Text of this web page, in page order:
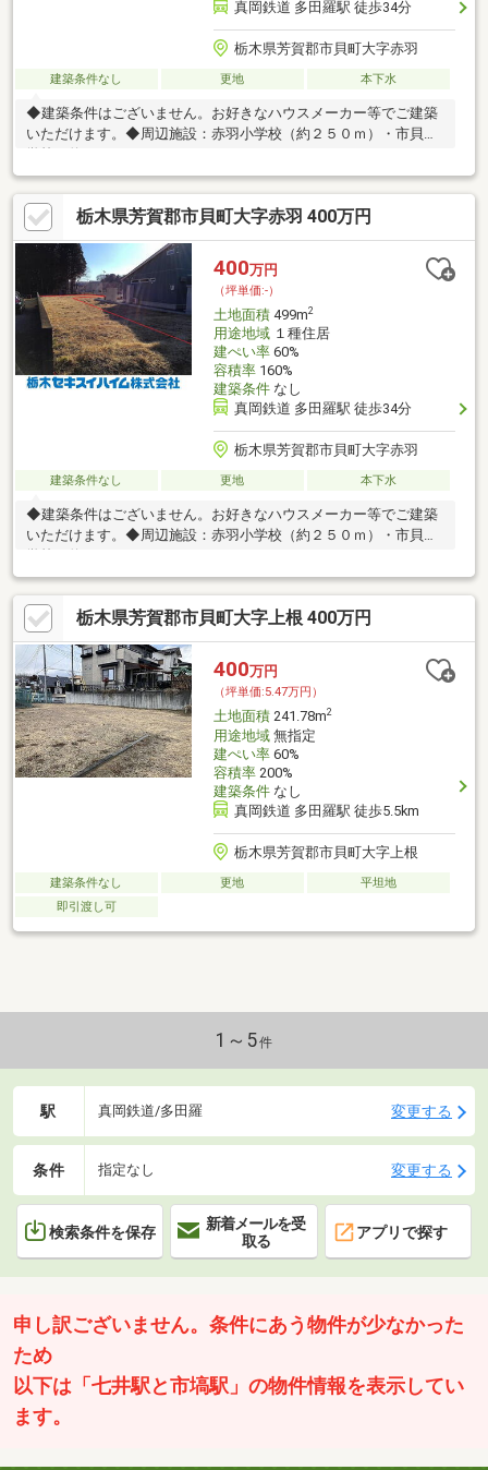
真岡鉄道 多田羅駅 徒歩34分
栃木県芳賀郡市貝町大字赤羽
建築条件なし 更地 本下水
◆建築条件はございません。お好きなハウスメーカー等でご建築
いただけます。◆周辺施設：赤羽小学校（約２５０ｍ）・市貝中
栃木セキスイハイム(株) 不動産部 フリーダイアル ⇒ ０１２０－
８１６－４１７―――――――――――――――――――――――ご質問・
ご相談などお気軽にお問い合わせください♪お問い合わせの際は
「スーモを見た」とお伝えいただくとスムーズです。
栃木県芳賀郡市貝町大字赤羽 400万円
400万円
（坪単価:-）
土地面積499m2
用途地域１種住居
建ぺい率60%
容積率160%
建築条件なし
真岡鉄道 多田羅駅 徒歩34分
栃木県芳賀郡市貝町大字赤羽
建築条件なし 更地 本下水
◆建築条件はございません。お好きなハウスメーカー等でご建築
いただけます。◆周辺施設：赤羽小学校（約２５０ｍ）・市貝中
栃木セキスイハイム(株) 不動産部 フリーダイアル ⇒ ０１２０－
８１６－４１７―――――――――――――――――――――――ご質問・
ご相談などお気軽にお問い合わせください♪お問い合わせの際は
「スーモを見た」とお伝えいただくとスムーズです。
栃木県芳賀郡市貝町大字上根 400万円
400万円
（坪単価:5.47万円）
土地面積241.78m2
用途地域無指定
建ぺい率60%
容積率200%
建築条件なし
真岡鉄道 多田羅駅 徒歩5.5km
栃木県芳賀郡市貝町大字上根
建築条件なし 更地
平坦地
即引渡し可
1～5件
駅 真岡鉄道/多田羅 変更する
条件 指定なし 変更する
検索条件を保存
新着メールを受
取る
アプリで探す
申し訳ございません。条件にあう物件が少なかった
ため
以下は「七井駅と市塙駅」の物件情報を表示してい
ます。